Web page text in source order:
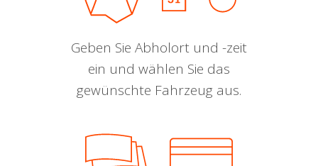
Geben Sie Abholort und -zeit
ein und wählen Sie das
gewünschte Fahrzeug aus.